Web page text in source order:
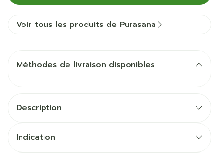
Voir tous les produits de Purasana
Méthodes de livraison disponibles
Description
Indication